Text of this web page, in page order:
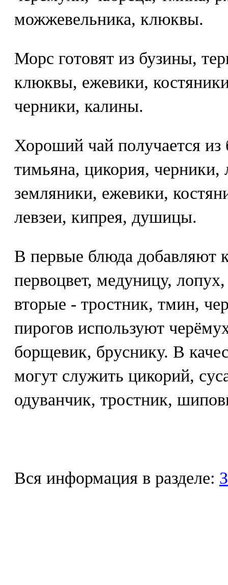
можжевельника, клюквы.
Морс готовят из бузины,
клюквы, ежевики,
черники, калины.
Хороший чай получается
тимьяна, цикория,
земляники, ежевики,
левзеи, кипрея, душицы.
В первые блюда добавляют
первоцвет, медуницу,
вторые - тростник, тмин,
пирогов используют
борщевик, бруснику. В
могут служить цикорий,
одуванчик, тростник,
Вся информация в разделе: